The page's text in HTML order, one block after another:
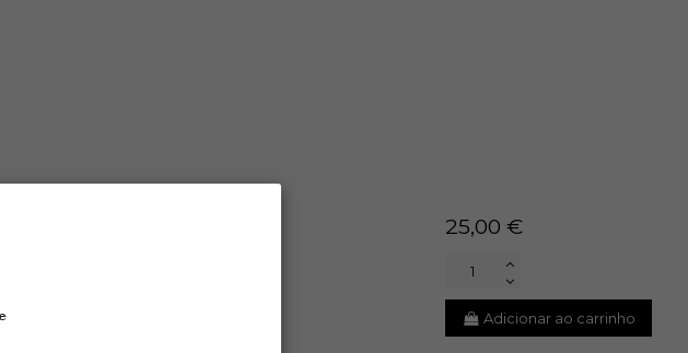
25,00 €
Adicionar ao carrinho